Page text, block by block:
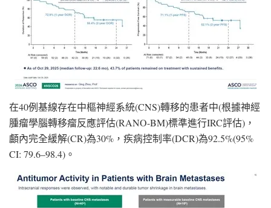
在40例基線存在中樞神經系統(CNS)轉移的患者中(根據神經
腫瘤學腦轉移瘤反應評估(RANO-BM)標準進行IRC評估)，
顱內完全緩解(CR)為30%，疾病控制率(DCR)為92.5%(95%
CI: 79.6–98.4)。